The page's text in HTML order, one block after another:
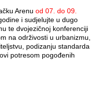
Arenu od 07. do 09.
i sudjelujte u dugo
te dvojezičnoj konferenciji
na održivosti u urbanizmu,
podizanju standarda
potresom pogođenih